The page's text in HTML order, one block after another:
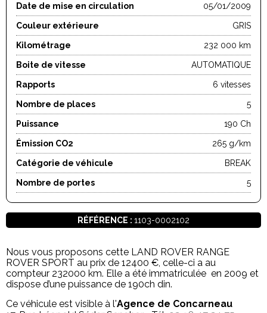
Date de mise en circulation 05/01/2009
Couleur extérieure GRIS
Kilométrage 232 000 km
Boite de vitesse AUTOMATIQUE
Rapports 6 vitesses
Nombre de places 5
Puissance 190 Ch
Émission CO2 265 g/km
Catégorie de véhicule BREAK
Nombre de portes 5
RÉFÉRENCE : 1103-0002102
Nous vous proposons cette LAND ROVER RANGE
ROVER SPORT au prix de 12400 €, celle-ci a au
compteur 232000 km. Elle a été immatriculée en 2009 et
dispose d’une puissance de 190ch din.
Ce véhicule est visible à l'Agence de Concarneau